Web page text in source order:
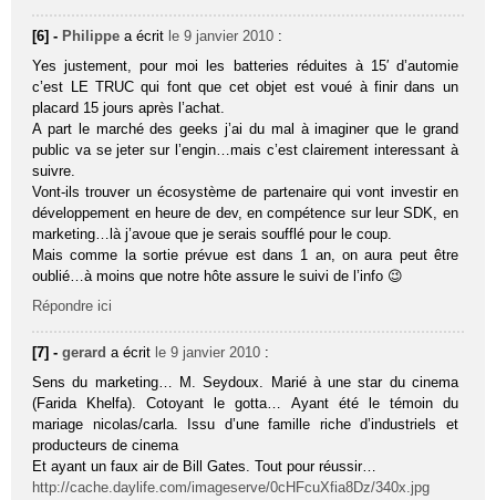
[6] - Philippe a écrit le 9 janvier 2010 :
Yes justement, pour moi les batteries réduites à 15′ d’automie
c’est LE TRUC qui font que cet objet est voué à finir dans un
placard 15 jours après l’achat.
A part le marché des geeks j’ai du mal à imaginer que le grand
public va se jeter sur l’engin…mais c’est clairement interessant à
suivre.
Vont-ils trouver un écosystème de partenaire qui vont investir en
développement en heure de dev, en compétence sur leur SDK, en
marketing…là j’avoue que je serais soufflé pour le coup.
Mais comme la sortie prévue est dans 1 an, on aura peut être
oublié…à moins que notre hôte assure le suivi de l’info 😉
Répondre ici
[7] -gerard a écrit le 9 janvier 2010 :
Sens du marketing… M. Seydoux. Marié à une star du cinema
(Farida Khelfa). Cotoyant le gotta… Ayant été le témoin du
mariage nicolas/carla. Issu d’une famille riche d’industriels et
producteurs de cinema
Et ayant un faux air de Bill Gates. Tout pour réussir…
http://cache.daylife.com/imageserve/0cHFcuXfia8Dz/340x.jpg